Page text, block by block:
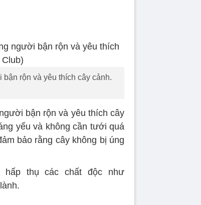
rộn và yêu thích cây cảnh.
bận rộn và yêu thích cây
yếu và không cần tưới quá
bảo rằng cây không bị úng
thụ các chất độc như